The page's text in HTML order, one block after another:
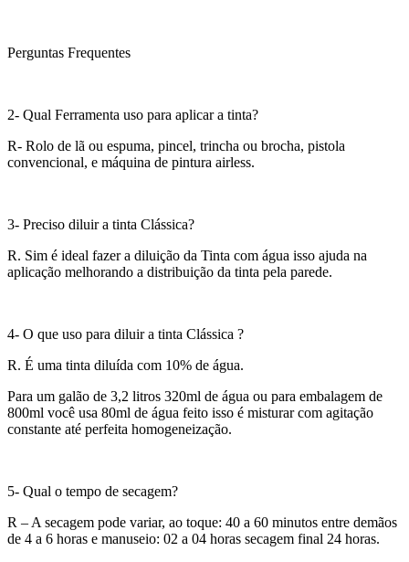
Perguntas Frequentes
2- Qual Ferramenta uso para aplicar a tinta?
R- Rolo de lã ou espuma, pincel, trincha ou brocha, pistola
convencional, e máquina de pintura airless.
3- Preciso diluir a tinta Clássica?
R. Sim é ideal fazer a diluição da Tinta com água isso ajuda na
aplicação melhorando a distribuição da tinta pela parede.
4- O que uso para diluir a tinta Clássica ?
R. É uma tinta diluída com 10% de água.
Para um galão de 3,2 litros 320ml de água ou para embalagem de
800ml você usa 80ml de água feito isso é misturar com agitação
constante até perfeita homogeneização.
5- Qual o tempo de secagem?
R – A secagem pode variar, ao toque: 40 a 60 minutos entre demãos
de 4 a 6 horas e manuseio: 02 a 04 horas secagem final 24 horas.